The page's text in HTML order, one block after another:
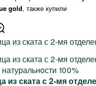
gold, также купили
100%
из ската с 2-мя